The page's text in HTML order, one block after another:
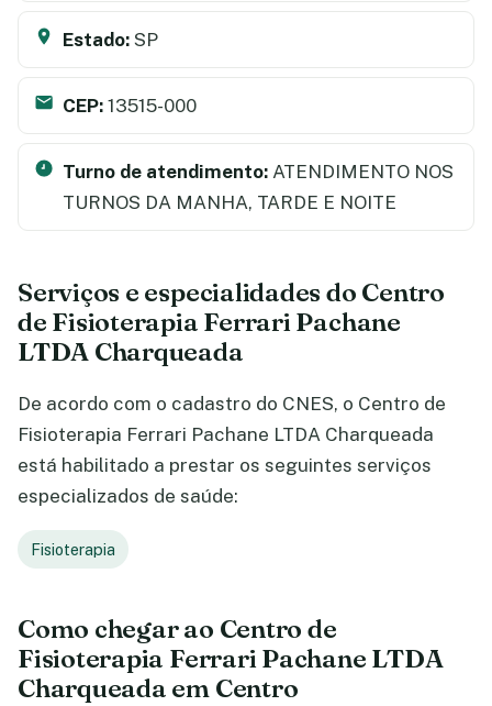
Estado: SP
CEP: 13515-000
Turno de atendimento: ATENDIMENTO NOS
TURNOS DA MANHA, TARDE E NOITE
Serviços e especialidades do Centro
de Fisioterapia Ferrari Pachane
LTDA Charqueada
De acordo com o cadastro do CNES, o Centro de
Fisioterapia Ferrari Pachane LTDA Charqueada
está habilitado a prestar os seguintes serviços
especializados de saúde:
Fisioterapia
Como chegar ao Centro de
Fisioterapia Ferrari Pachane LTDA
Charqueada em Centro